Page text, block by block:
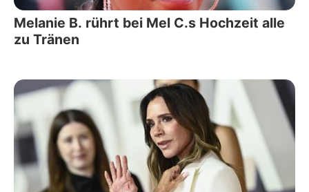
Melanie B. rührt bei Mel C.s Hochzeit alle
zu Tränen